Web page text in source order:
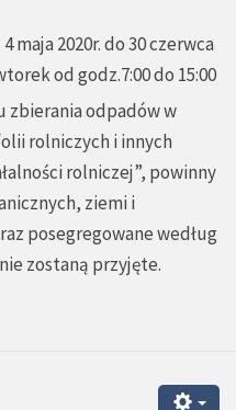
maja 2020r. do 30 czerwca
od godz.7:00 do 15:00
zbierania odpadów w
rolniczych i innych
rolniczej”, powinny
ziemi i
posegregowane według
zostaną przyjęte.